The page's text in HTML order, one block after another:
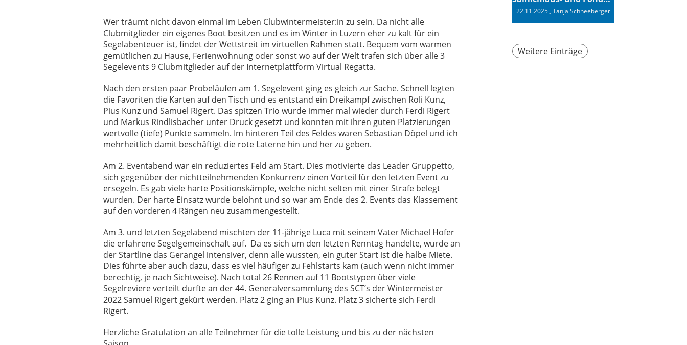
Wer träumt nicht davon einmal im Leben Clubwintermeister:in zu sein. Da nicht alle
Clubmitglieder ein eigenes Boot besitzen und es im Winter in Luzern eher zu kalt für ein
Segelabenteuer ist, findet der Wettstreit im virtuellen Rahmen statt. Bequem vom warmen
gemütlichen zu Hause, Ferienwohnung oder sonst wo auf der Welt trafen sich über alle 3
Segelevents 9 Clubmitglieder auf der Internetplattform Virtual Regatta.
Nach den ersten paar Probeläufen am 1. Segelevent ging es gleich zur Sache. Schnell legten
die Favoriten die Karten auf den Tisch und es entstand ein Dreikampf zwischen Roli Kunz,
Pius Kunz und Samuel Rigert. Das spitzen Trio wurde immer mal wieder durch Ferdi Rigert
und Markus Rindlisbacher unter Druck gesetzt und konnten mit ihren guten Platzierungen
wertvolle (tiefe) Punkte sammeln. Im hinteren Teil des Feldes waren Sebastian Döpel und ich
mehrheitlich damit beschäftigt die rote Laterne hin und her zu geben.
Am 2. Eventabend war ein reduziertes Feld am Start. Dies motivierte das Leader Gruppetto,
sich gegenüber der nichtteilnehmenden Konkurrenz einen Vorteil für den letzten Event zu
ersegeln. Es gab viele harte Positionskämpfe, welche nicht selten mit einer Strafe belegt
wurden. Der harte Einsatz wurde belohnt und so war am Ende des 2. Events das Klassement
auf den vorderen 4 Rängen neu zusammengestellt.
Am 3. und letzten Segelabend mischten der 11-jährige Luca mit seinem Vater Michael Hofer
die erfahrene Segelgemeinschaft auf. Da es sich um den letzten Renntag handelte, wurde an
der Startline das Gerangel intensiver, denn alle wussten, ein guter Start ist die halbe Miete.
Dies führte aber auch dazu, dass es viel häufiger zu Fehlstarts kam (auch wenn nicht immer
berechtig, je nach Sichtweise). Nach total 26 Rennen auf 11 Bootstypen über viele
Segelreviere verteilt durfte an der 44. Generalversammlung des SCT’s der Wintermeister
2022 Samuel Rigert gekürt werden. Platz 2 ging an Pius Kunz. Platz 3 sicherte sich Ferdi
Rigert.
Herzliche Gratulation an alle Teilnehmer für die tolle Leistung und bis zu der nächsten
22.11.2025, Tanja Schneeberger
Weitere Einträge